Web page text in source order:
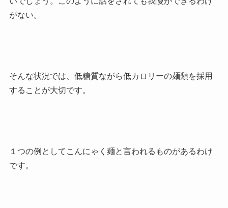
がない。
そんな状況では、低糖質ながら低カロリーの麺類を採用
することが大切です。
１つの例としてこんにゃく麺と言われるものがあるわけ
です。